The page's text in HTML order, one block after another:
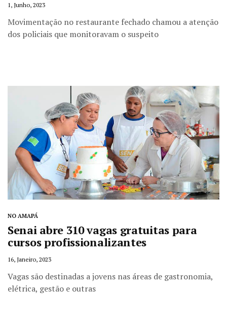
1, Junho, 2023
Movimentação no restaurante fechado chamou a atenção
dos policiais que monitoravam o suspeito
NO AMAPÁ
Senai abre 310 vagas gratuitas para
cursos profissionalizantes
16, Janeiro, 2023
Vagas são destinadas a jovens nas áreas de gastronomia,
elétrica, gestão e outras